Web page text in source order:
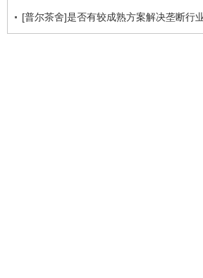
[普尔茶舍]是否有较成熟方案解决垄断行